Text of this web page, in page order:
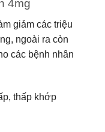
4mg
giảm các triệu
ngoài ra còn
các bệnh nhân
thấp khớp